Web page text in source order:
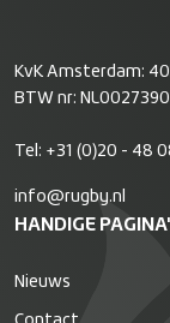
KvK Amsterdam:
BTW nr:
Tel: +31 (0)20 - 48
info@rugby.nl
HANDIGE
Nieuws